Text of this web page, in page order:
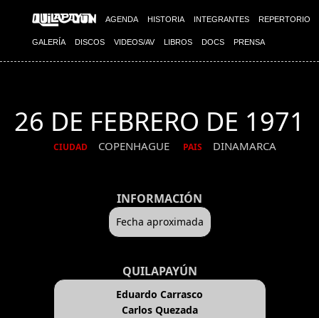
AGENDA HISTORIA INTEGRANTES REPERTORIO
GALERÍA DISCOS VIDEOS/AV LIBROS DOCS PRENSA
26 DE FEBRERO DE 1971
CIUDAD COPENHAGUE PAIS DINAMARCA
INFORMACIÓN
Fecha aproximada
QUILAPAYÚN
Eduardo Carrasco
Carlos Quezada